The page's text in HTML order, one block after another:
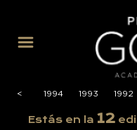
<
<
1995 1994 1993 1992
Estás en la 12